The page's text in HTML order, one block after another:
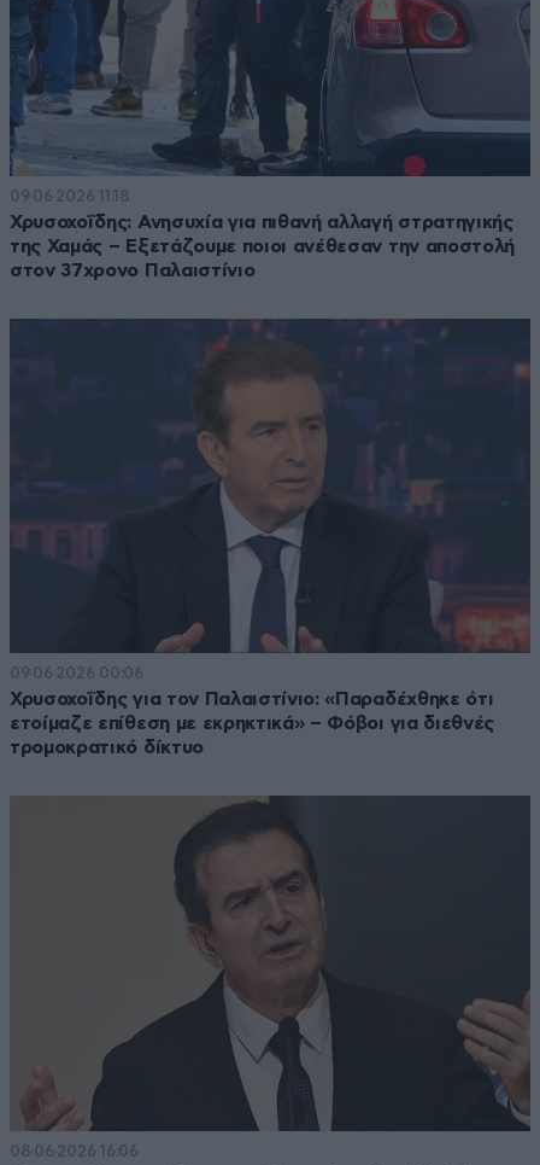
09·06·2026 11:18
Χρυσοχοΐδης: Ανησυχία για πιθανή αλλαγή στρατηγικής
της Χαμάς – Εξετάζουμε ποιοι ανέθεσαν την αποστολή
στον 37χρονο Παλαιστίνιο
09·06·2026 00:06
Χρυσοχοΐδης για τον Παλαιστίνιο: «Παραδέχθηκε ότι
ετοίμαζε επίθεση με εκρηκτικά» – Φόβοι για διεθνές
τρομοκρατικό δίκτυο
08·06·2026 16:06